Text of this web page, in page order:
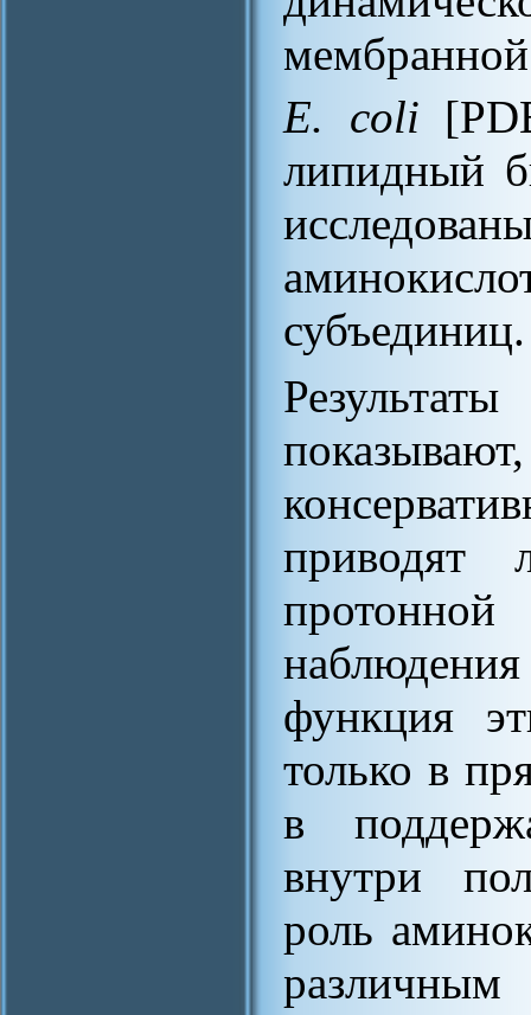
E. coli
липидный
субъединиц.
приводят
функция
только в
в
внутри
роль